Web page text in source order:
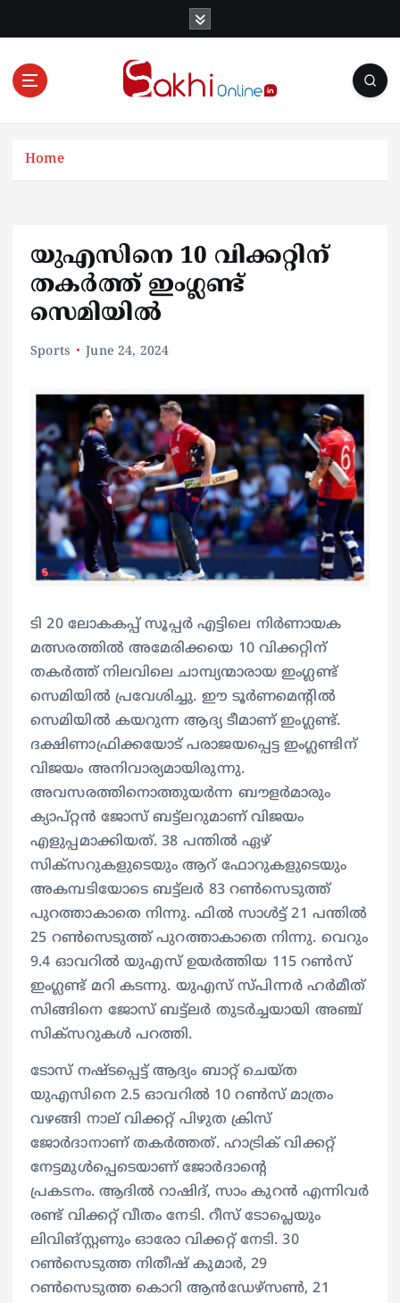
Online News Portal
Home
യുഎസിനെ 10 വിക്കറ്റിന്
തകർത്ത് ഇം​ഗ്ലണ്ട്
സെമിയിൽ
Sports June 24, 2024
ടി 20 ലോകകപ്പ് സൂപ്പർ എട്ടിലെ നിർണായക
മത്സരത്തിൽ അമേരിക്കയെ 10 വിക്കറ്റിന്
തകർത്ത് നിലവിലെ ചാമ്പ്യന്മാരായ ഇം​ഗ്ലണ്ട്
സെമിയിൽ പ്രവേശിച്ചു. ഈ ടൂർണമെന്റിൽ
സെമിയിൽ കയറുന്ന ആദ്യ ടീമാണ് ഇം​ഗ്ലണ്ട്.
ദക്ഷിണാഫ്രിക്കയോട് പരാജയപ്പെട്ട ഇം​ഗ്ലണ്ടിന്
വിജയം അനിവാര്യമായിരുന്നു.
അവസരത്തിനൊത്തുയർന്ന ബൗളർമാരും
ക്യാപ്റ്റൻ ജോസ് ബട്ട്ലറുമാണ് വിജയം
എളുപ്പമാക്കിയത്. 38 പന്തിൽ ഏഴ്
സിക്സറുകളുടെയും ആറ് ഫോറുകളുടെയും
അകമ്പടിയോടെ ബട്ട്ലർ 83 റൺസെടുത്ത്
പുറത്താകാതെ നിന്നു. ഫിൽ സാൾട്ട് 21 പന്തിൽ
25 റൺസെടുത്ത് പുറത്താകാതെ നിന്നു. വെറും
9.4 ഓവറിൽ യുഎസ് ഉയർത്തിയ 115 റൺസ്
ഇം​ഗ്ലണ്ട് മറി കടന്നു. യുഎസ് സ്പിന്നർ ഹർമീത്
സിങ്ങിനെ ജോസ് ബട്ട്ലർ തുടർച്ചയായി അഞ്ച്
സിക്സറുകൾ പറത്തി.
ടോസ് നഷ്ടപ്പെട്ട് ആദ്യം ബാറ്റ് ചെയ്ത
യുഎസിനെ 2.5 ഓവറിൽ 10 റൺസ് മാത്രം
വഴങ്ങി നാല് വിക്കറ്റ് പിഴുത ക്രിസ്
ജോർദാനാണ് തകർത്തത്. ഹാട്രിക് വിക്കറ്റ്
നേട്ടമുൾപ്പെടെയാണ് ജോർദാന്റെ
പ്രകടനം. ആദിൽ റാഷിദ്, സാം കുറൻ എന്നിവർ
രണ്ട് വിക്കറ്റ് വീതം നേടി. റീസ് ടോപ്ലെയും
ലിവിങ്സ്റ്റണും ഓരോ വിക്കറ്റ് നേടി. 30
റൺസെടുത്ത നിതീഷ് കുമാർ, 29
റൺസെടുത്ത കൊറി ആൻഡേഴ്സൺ, 21